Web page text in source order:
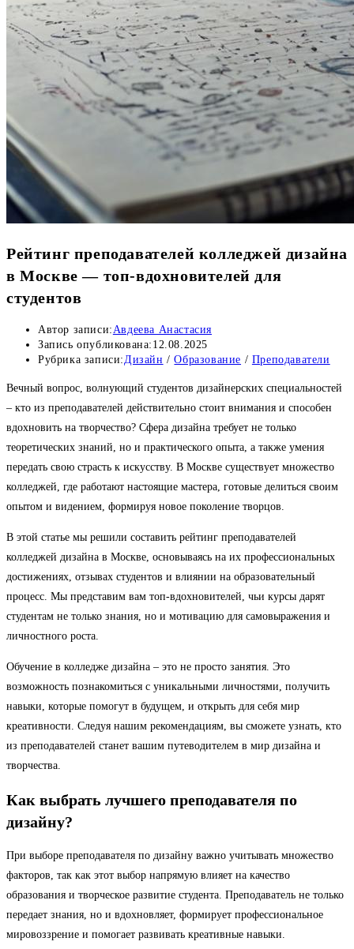
Рейтинг преподавателей колледжей дизайна
в Москве — топ-вдохновителей для
студентов
Автор записи:Авдеева Анастасия
Запись опубликована: 12.08.2025
Рубрика записи:Дизайн / Образование / Преподаватели
Вечный вопрос, волнующий студентов дизайнерских специальностей
– кто из преподавателей действительно стоит внимания и способен
вдохновить на творчество? Сфера дизайна требует не только
теоретических знаний, но и практического опыта, а также умения
передать свою страсть к искусству. В Москве существует множество
колледжей, где работают настоящие мастера, готовые делиться своим
опытом и видением, формируя новое поколение творцов.
В этой статье мы решили составить рейтинг преподавателей
колледжей дизайна в Москве, основываясь на их профессиональных
достижениях, отзывах студентов и влиянии на образовательный
процесс. Мы представим вам топ-вдохновителей, чьи курсы дарят
студентам не только знания, но и мотивацию для самовыражения и
личностного роста.
Обучение в колледже дизайна – это не просто занятия. Это
возможность познакомиться с уникальными личностями, получить
навыки, которые помогут в будущем, и открыть для себя мир
креативности. Следуя нашим рекомендациям, вы сможете узнать, кто
из преподавателей станет вашим путеводителем в мир дизайна и
творчества.
Как выбрать лучшего преподавателя по
дизайну?
При выборе преподавателя по дизайну важно учитывать множество
факторов, так как этот выбор напрямую влияет на качество
образования и творческое развитие студента. Преподаватель не только
передает знания, но и вдохновляет, формирует профессиональное
мировоззрение и помогает развивать креативные навыки.